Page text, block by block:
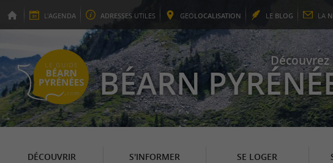
L'AGENDA ADRESSES UTILES GEOLOCALISATION LE BLOG LA
Découvrez
BÉARN
DÉCOUVRIR S'INFORMER SE LOGER